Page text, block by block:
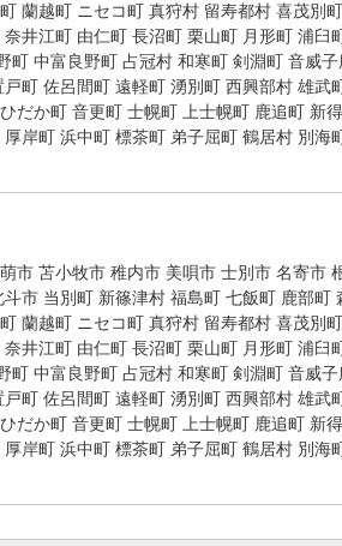
蘭越町 ニセコ町 真狩村 留寿都村 喜茂別町
奈井江町 由仁町 長沼町 栗山町 月形町 浦臼
町 中富良野町 占冠村 和寒町 剣淵町 音威子
戸町 佐呂間町 遠軽町 湧別町 西興部村 雄武
だか町 音更町 士幌町 上士幌町 鹿追町 新
厚岸町 浜中町 標茶町 弟子屈町 鶴居村 別海
市 苫小牧市 稚内市 美唄市 士別市 名寄市
斗市 当別町 新篠津村 福島町 七飯町 鹿部町
蘭越町 ニセコ町 真狩村 留寿都村 喜茂別町
奈井江町 由仁町 長沼町 栗山町 月形町 浦臼
町 中富良野町 占冠村 和寒町 剣淵町 音威子
戸町 佐呂間町 遠軽町 湧別町 西興部村 雄武
だか町 音更町 士幌町 上士幌町 鹿追町 新
厚岸町 浜中町 標茶町 弟子屈町 鶴居村 別海